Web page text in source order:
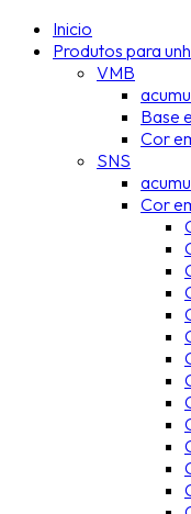
Inicio
Produtos para
VMB
Base
Cor
SNS
Cor